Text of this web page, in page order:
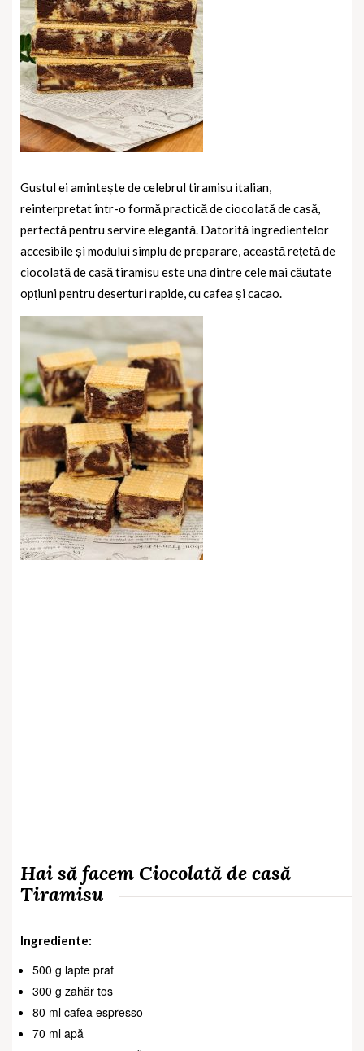
Gustul ei amintește de celebrul tiramisu italian,
reinterpretat într-o formă practică de ciocolată de casă,
perfectă pentru servire elegantă. Datorită ingredientelor
accesibile și modului simplu de preparare, această rețetă de
ciocolată de casă tiramisu este una dintre cele mai căutate
opțiuni pentru deserturi rapide, cu cafea și cacao.
Hai să facem Ciocolată de casă
Tiramisu
Ingrediente:
500 g lapte praf
300 g zahăr tos
80 ml cafea espresso
70 ml apă